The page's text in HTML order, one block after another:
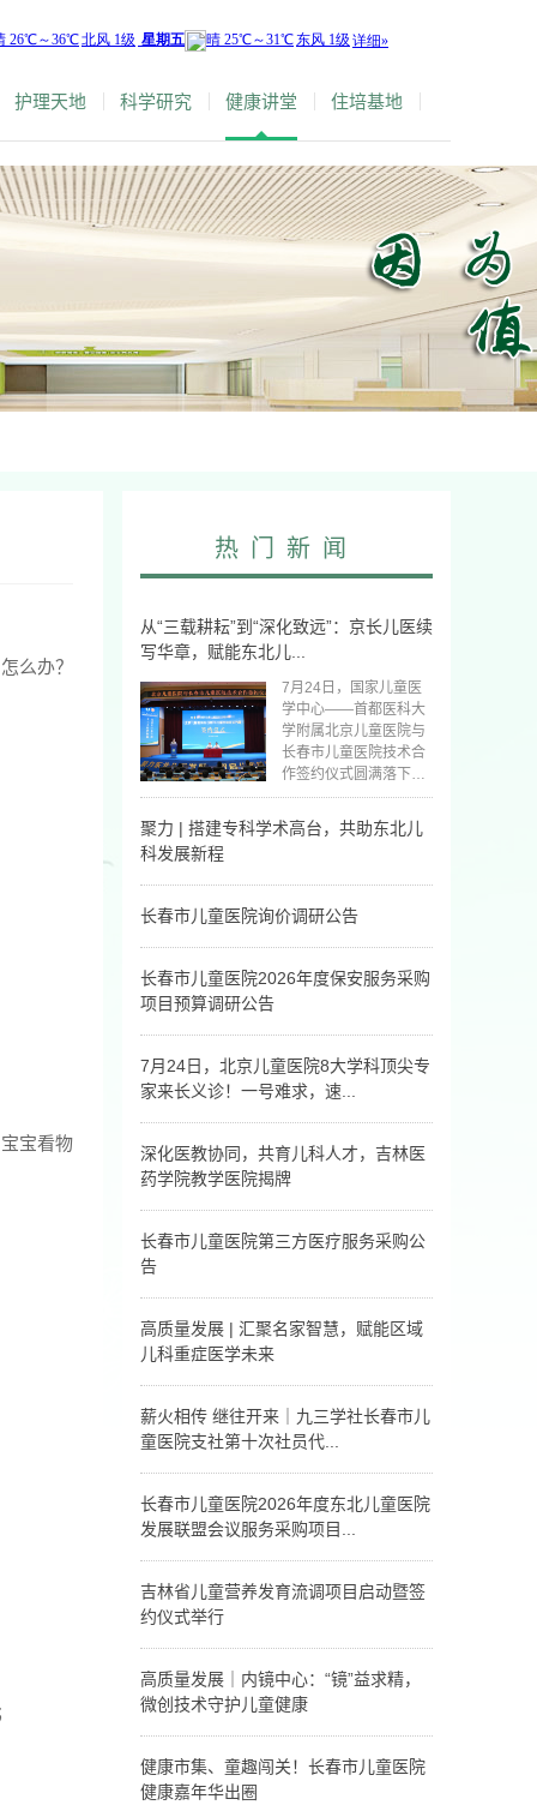
护理天地 科学研究 健康讲堂 住培基地
么办？
宝看物
热门新闻
从“三载耕耘”到“深化致远”：京长儿医续
写华章，赋能东北儿...
7月24日，国家儿童医
学中心——首都医科大
学附属北京儿童医院与
长春市儿童医院技术合
作签约仪式圆满落下帷
幕。
聚力 | 搭建专科学术高台，共助东北儿
科发展新程
7月24日，由东北儿童
医院发展联盟主办，吉
东北儿科发展·智启儿童
圆满举行。
长春市儿童医院询价调研公告
长春市儿童医院询价调
研公告
长春市儿童医院2026年度保安服务采购
项目预算调研公告
长春市儿童医院2026年
度保安服务采购项目预
算调研公告
7月24日，北京儿童医院8大学科顶尖专
家来长义诊！一号难求，速...
7月24日，北京儿童医
院8大学科顶尖专家来
长义诊！一号难求，速
抢！
深化医教协同，共育儿科人才，吉林医
药学院教学医院揭牌
7月8日，吉林医药学院
教学医院揭牌仪式，在
医院集团医院举行，双
方就人才培养、实习就
长春市儿童医院第三方医疗服务采购公
告
长春市儿童医院第三方医疗服务采购公告
高质量发展 | 汇聚名家智慧，赋能区域
儿科重症医学未来
高质量发展 | 汇聚名家
智慧，赋能区域儿科重
症医学未来
薪火相传 继往开来｜九三学社长春市儿
童医院支社第十次社员代...
7月10日，九三学社长
春市儿童医院支社第十
次社员代表大会召开。
长春市儿童医院2026年度东北儿童医院
发展联盟会议服务采购项目...
长春市儿童医院2026年度东北儿童医院发展联
盟会议服务采购项目公告
吉林省儿童营养发育流调项目启动暨签
约仪式举行
6月28日，“中国0-6岁
儿童营养与发育风险的
横断面调查研究”吉林省
培训启动会暨社区签约
仪式在吉林省儿童医疗
中心·长春市儿童医院·
高质量发展｜内镜中心：“镜”益求精，
微创技术守护儿童健康
长春市儿童医院作为省
内首家专业化儿童内镜
健康市集、童趣闯关！长春市儿童医院
健康嘉年华出圈